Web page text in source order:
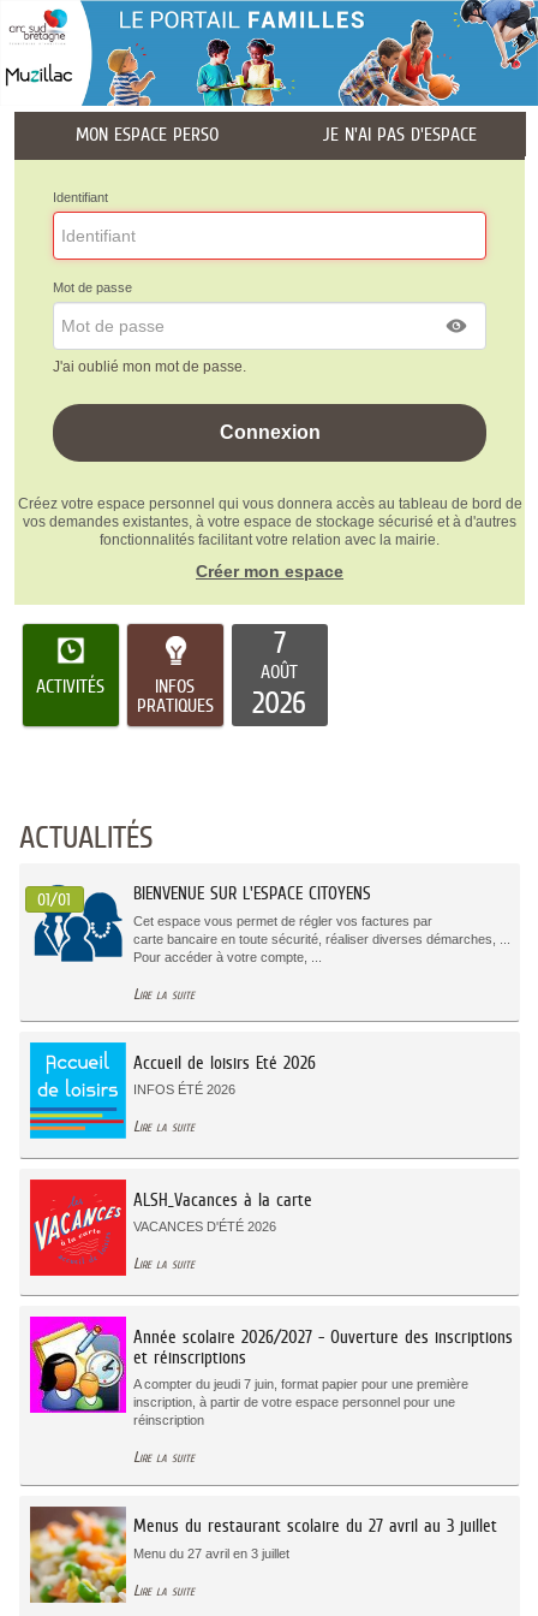
MON ESPACE PERSO JE N'AI PAS D'ESPACE
Identifiant
Mot de passe
J'ai oublié mon mot de passe.
Créez votre espace personnel qui vous donnera accès au tableau de bord de
vos demandes existantes, à votre espace de stockage sécurisé et à d'autres
fonctionnalités facilitant votre relation avec la mairie.
Créer mon espace
ACTIVITÉS
INFOS
PRATIQUES
7
AOÛT
2026
ACTUALITÉS
01/01 BIENVENUE SUR L'ESPACE CITOYENS
Cet espace vous permet de régler vos factures par
carte bancaire en toute sécurité, réaliser diverses démarches, ...
Pour accéder à votre compte, ...
Lire la suite
Accueil de loisirs Eté 2026
INFOS ÉTÉ 2026
Lire la suite
ALSH_Vacances à la carte
VACANCES D'ÉTÉ 2026
Lire la suite
Année scolaire 2026/2027 - Ouverture des inscriptions
et réinscriptions
A compter du jeudi 7 juin, format papier pour une première
inscription, à partir de votre espace personnel pour une
réinscription
Lire la suite
Menus du restaurant scolaire du 27 avril au 3 juillet
Menu du 27 avril en 3 juillet
Lire la suite